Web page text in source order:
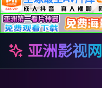
亚洲影视网